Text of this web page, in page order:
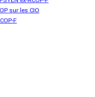
sur les CIO
F